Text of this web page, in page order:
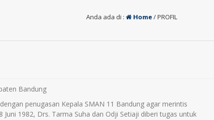
Anda ada di : Home/PROFIL
Bandung
penugasan Kepala SMAN 11 Bandung agar merintis
1982, Drs. Tarma Suha dan Odji Setiaji diberi tugas untuk